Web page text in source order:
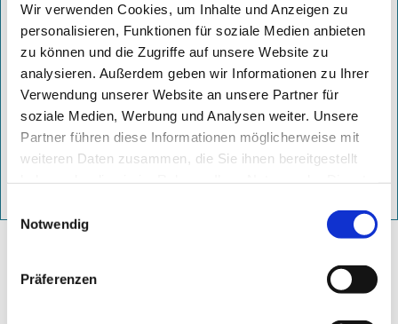
Wir verwenden Cookies, um Inhalte und Anzeigen zu
personalisieren, Funktionen für soziale Medien anbieten
zu können und die Zugriffe auf unsere Website zu
analysieren. Außerdem geben wir Informationen zu Ihrer
Verwendung unserer Website an unsere Partner für
soziale Medien, Werbung und Analysen weiter. Unsere
Partner führen diese Informationen möglicherweise mit
weiteren Daten zusammen, die Sie ihnen bereitgestellt
Notwendig
Präferenzen
DAUERHAFTER ERFOLG MIT MAXIMALER
SICHTBARKEIT
Maßgeschneiderte Kampagnen unserer Social Media
Agentur sorgen für maximale Präsenz auf Ihren Social Media
Kanälen.
weitere Informationen